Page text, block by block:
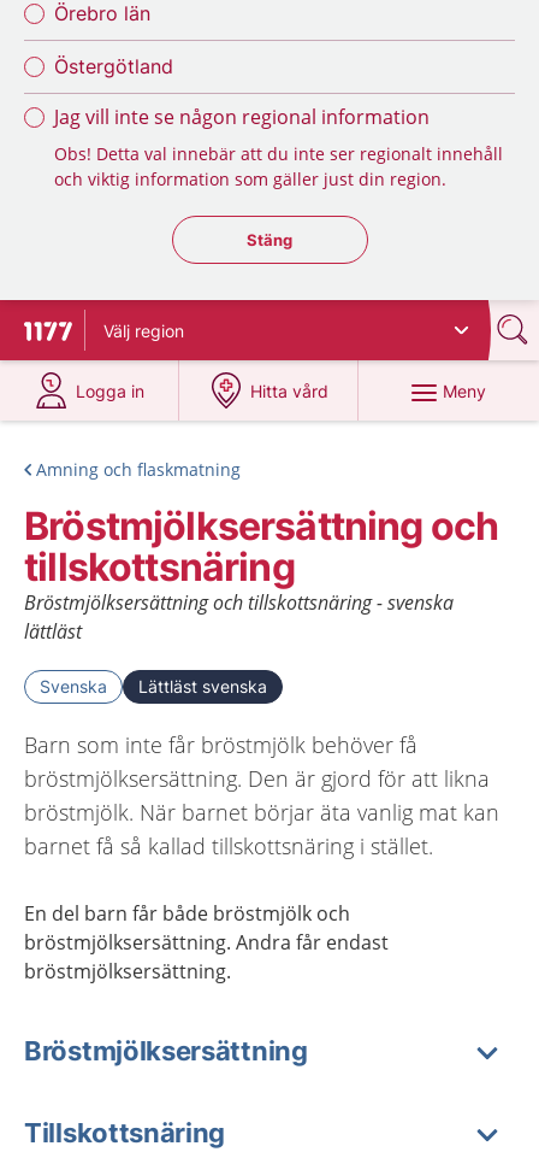
Örebro län
Östergötland
Jag vill inte se någon regional information
Obs! Detta val innebär att du inte ser regionalt innehåll
och viktig information som gäller just din region.
Stäng regionsväljaren
Stäng
Till startsidan för 1177
Välj region
Logga in
på 1177.se
Hitta vård
på 1177.se
Meny
Amning och flaskmatning
Bröstmjölksersättning och
tillskottsnäring
Bröstmjölksersättning och tillskottsnäring - svenska
lättläst
Svenska Lättläst svenska
Barn som inte får bröstmjölk behöver få
bröstmjölksersättning. Den är gjord för att likna
bröstmjölk. När barnet börjar äta vanlig mat kan
barnet få så kallad tillskottsnäring i stället.
En del barn får både bröstmjölk och
bröstmjölksersättning. Andra får endast
bröstmjölksersättning.
Bröstmjölksersättning
Tillskottsnäring